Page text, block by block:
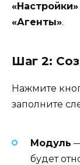
«Агенты».
Шаг 2:
Нажмите
заполните
Модуль
будет